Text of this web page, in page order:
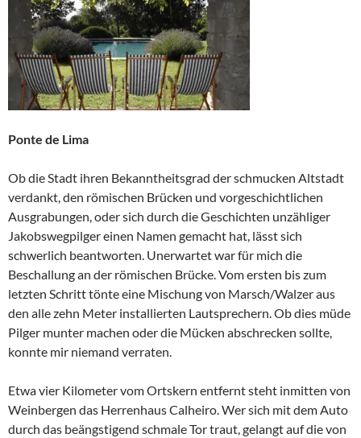
Ponte de Lima
Ob die Stadt ihren Bekanntheitsgrad der schmucken Altstadt
verdankt, den römischen Brücken und vorgeschichtlichen
Ausgrabungen, oder sich durch die Geschichten unzähliger
Jakobswegpilger einen Namen gemacht hat, lässt sich
schwerlich beantworten. Unerwartet war für mich die
Beschallung an der römischen Brücke. Vom ersten bis zum
letzten Schritt tönte eine Mischung von Marsch/Walzer aus
den alle zehn Meter installierten Lautsprechern. Ob dies müde
Pilger munter machen oder die Mücken abschrecken sollte,
konnte mir niemand verraten.
Etwa vier Kilometer vom Ortskern entfernt steht inmitten von
Weinbergen das Herrenhaus Calheiro. Wer sich mit dem Auto
durch das beängstigend schmale Tor traut, gelangt auf die von